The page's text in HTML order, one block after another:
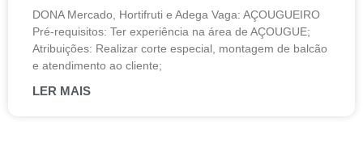
DONA Mercado, Hortifruti e Adega Vaga: AÇOUGUEIRO
Pré-requisitos: Ter experiência na área de AÇOUGUE;
Atribuições: Realizar corte especial, montagem de balcão
e atendimento ao cliente;
LER MAIS